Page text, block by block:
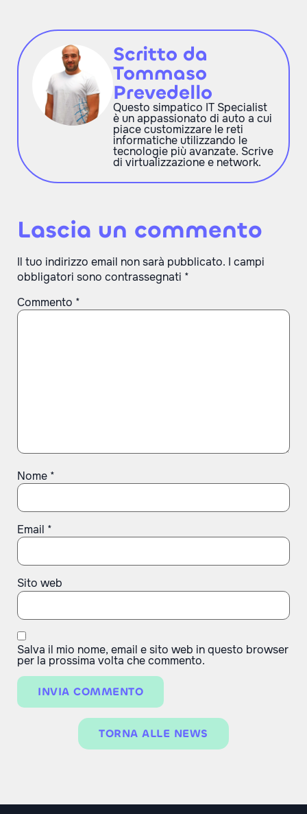
Scritto da
Tommaso
Prevedello
Questo simpatico IT Specialist
è un appassionato di auto a cui
piace customizzare le reti
informatiche utilizzando le
tecnologie più avanzate. Scrive
di virtualizzazione e network.
Lascia un commento
Il tuo indirizzo email non sarà pubblicato. I campi
obbligatori sono contrassegnati *
Commento *
Nome *
Email *
Sito web
Salva il mio nome, email e sito web in questo browser
per la prossima volta che commento.
TORNA ALLE NEWS